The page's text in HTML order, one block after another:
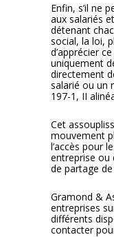
Enfin, s’il ne
aux salariés
détenant
social, la loi,
d’apprécier
uniquement
directement
salarié ou un
197-1, II
Cet
mouvement
l’accès pour
entreprise ou
de partage
Gramond &
entreprises
différents
contacter